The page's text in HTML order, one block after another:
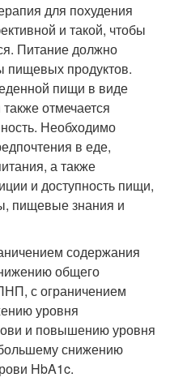
для похудения
и такой, чтобы
Питание должно
пищевых продуктов.
пищи в виде
отмечается
Необходимо
в еде,
а также
и доступность пищи,
пищевые знания и
содержания
общего
с ограничением
уровня
и повышению уровня
снижению
HbA1c.